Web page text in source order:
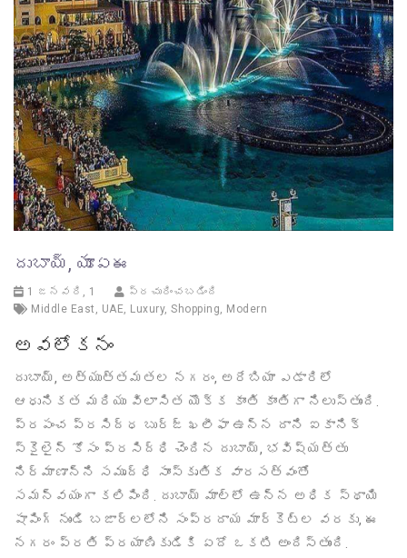
దుబాయ్, యూఏఈ
1 జనవరి, 1
ప్రచురించబడింది
Middle East , UAE, Luxury, Shopping, Modern
అవలోకనం
దుబాయ్, అత్యుత్తమతల నగరం, అరేబియా ఎడారిలో
ఆధునికత మరియు విలాసిత యొక్క కాంతి కాంతిగా నిలుస్తుంది.
ప్రపంచ ప్రసిద్ధ బుర్జ్ ఖలీఫా ఉన్న దాని ఐకానిక్
స్కైలైన్ కోసం ప్రసిద్ధి చెందిన దుబాయ్, భవిష్యత్తు
నిర్మాణాన్ని సమృద్ధి సాంస్కృతిక వారసత్వంతో
సమన్వయంగా కలిపింది. దుబాయ్ మాల్‌లో ఉన్న అధిక స్థాయి
షాపింగ్ నుండి బజార్లలోని సంప్రదాయ మార్కెట్ల వరకు, ఈ
నగరం ప్రతి ప్రయాణికుడికి ఏదో ఒకటి అందిస్తుంది.